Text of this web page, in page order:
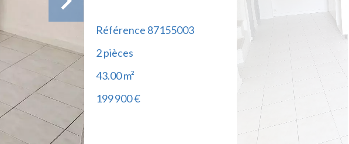
Référence 87155003
2 pièces
43.00m²
199 900 €